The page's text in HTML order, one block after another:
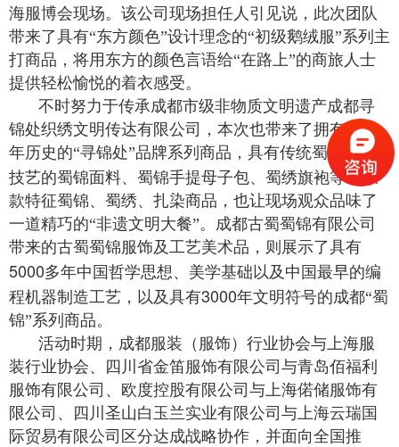
海服博会现场。该公司现场担任人引见说，此次团队
带来了具有“东方颜色”设计理念的“初级鹅绒服”系列主
打商品，将用东方的颜色言语给“在路上”的商旅人士
提供轻松愉悦的着衣感受。
不时努力于传承成都市级非物质文明遗产成都寻
锦处织绣文明传达有限公司，本次也带来了拥有十余
年历史的“寻锦处”品牌系列商品，具有传统蜀锦制造
技艺的蜀锦面料、蜀锦手提母子包、蜀绣旗袍等10余
款特征蜀锦、蜀绣、扎染商品，也让现场观众品味了
一道精巧的“非遗文明大餐”。成都古蜀蜀锦有限公司
带来的古蜀蜀锦服饰及工艺美术品，则展示了具有
5000多年中国哲学思想、美学基础以及中国最早的编
程机器制造工艺，以及具有3000年文明符号的成都“蜀
锦”系列商品。
活动时期，成都服装（服饰）行业协会与上海服
装行业协会、四川省金笛服饰有限公司与青岛佰福利
服饰有限公司、欧度控股有限公司与上海偌储服饰有
限公司、四川圣山白玉兰实业有限公司与上海云瑞国
际贸易有限公司区分达成战略协作，并面向全国推